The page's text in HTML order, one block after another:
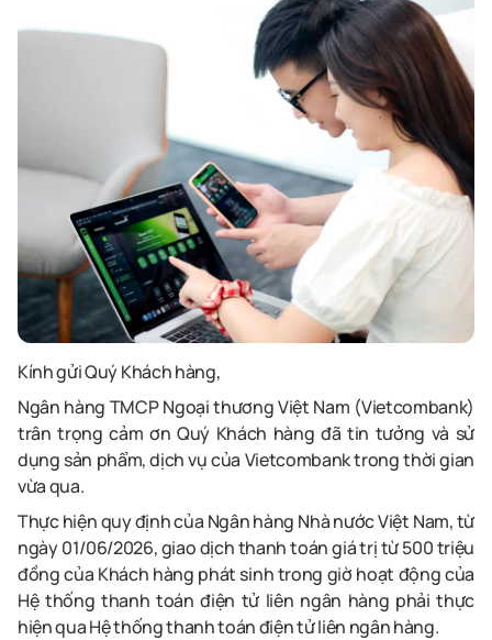
Kính gửi Quý Khách hàng,
Ngân hàng TMCP Ngoại thương Việt Nam (Vietcombank)
trân trọng cảm ơn Quý Khách hàng đã tin tưởng và sử
dụng sản phẩm, dịch vụ của Vietcombank trong thời gian
vừa qua.
Thực hiện quy định của Ngân hàng Nhà nước Việt Nam, từ
ngày 01/06/2026, giao dịch thanh toán giá trị từ 500 triệu
đồng của Khách hàng phát sinh trong giờ hoạt động của
Hệ thống thanh toán điện tử liên ngân hàng phải thực
hiện qua Hệ thống thanh toán điện tử liên ngân hàng.